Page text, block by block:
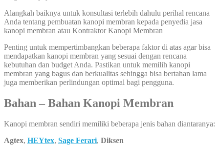
Alangkah baiknya untuk konsultasi terlebih dahulu perihal rencana
Anda tentang pembuatan kanopi membran kepada penyedia jasa
kanopi membran atau Kontraktor Kanopi Membran
Penting untuk mempertimbangkan beberapa faktor di atas agar bisa
mendapatkan kanopi membran yang sesuai dengan rencana
kebutuhan dan budget Anda. Pastikan untuk memilih kanopi
membran yang bagus dan berkualitas sehingga bisa bertahan lama
juga memberikan perlindungan optimal bagi pengguna.
Bahan – Bahan Kanopi Membran
Kanopi membran sendiri memiliki beberapa jenis bahan diantaranya:
Agtex, HEYtex, Sage Ferari, Diksen